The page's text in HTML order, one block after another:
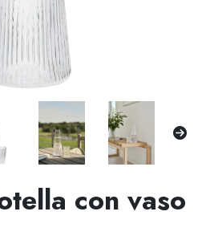
con vaso